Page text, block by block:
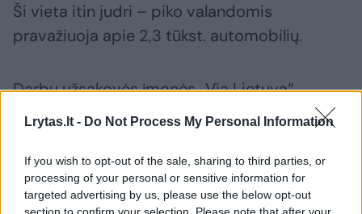
Lrytas.lt - Do Not Process My Personal Information
If you wish to opt-out of the sale, sharing to third parties, or
processing of your personal or sensitive information for
targeted advertising by us, please use the below opt-out
Ši vieta itin judri – piko valandomis
pravažiuoja apie 2,3 tūkst. automobilių.
Darbų užsakovės įmonės „Via Lietuva“
specialistai atliko eismo srautų modeliavimus
parodė, kad eismo organizavimas viena
viaduko puse leidžia užtikrinti didžiausią